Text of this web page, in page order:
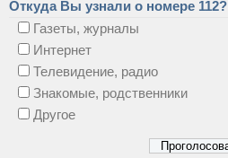
Откуда Вы узнали о номере 112?
Газеты, журналы
Интернет
Телевидение, радио
Знакомые, родственники
Другое